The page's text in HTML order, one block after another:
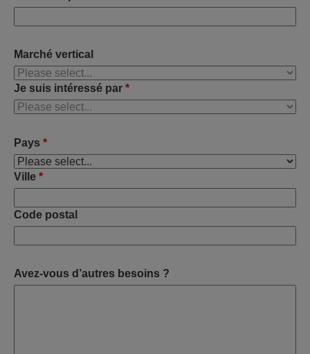
Marché vertical
Je suis intéressé par *
Pays *
Ville *
Code postal
Avez-vous d’autres besoins ?